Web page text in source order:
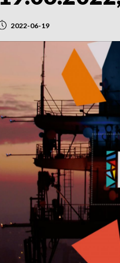
2022-06-19